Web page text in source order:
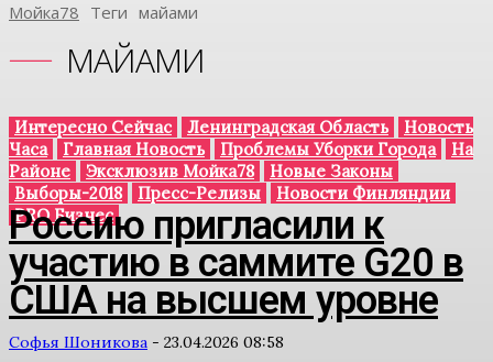
Мойка78 Теги Майами
МАЙАМИ
Интересно Сейчас Ленинградская Область
Новость
Часа
Главная Новость Проблемы Уборки Города
На
Районе
Эксклюзив Мойка78
Новые Законы
Выборы-2018
Пресс-Релизы
Новости Финляндии
PRO Бизнес
Россию пригласили к
участию в саммите G20 в
США на высшем уровне
Софья Шоникова - 23.04.2026 08:58